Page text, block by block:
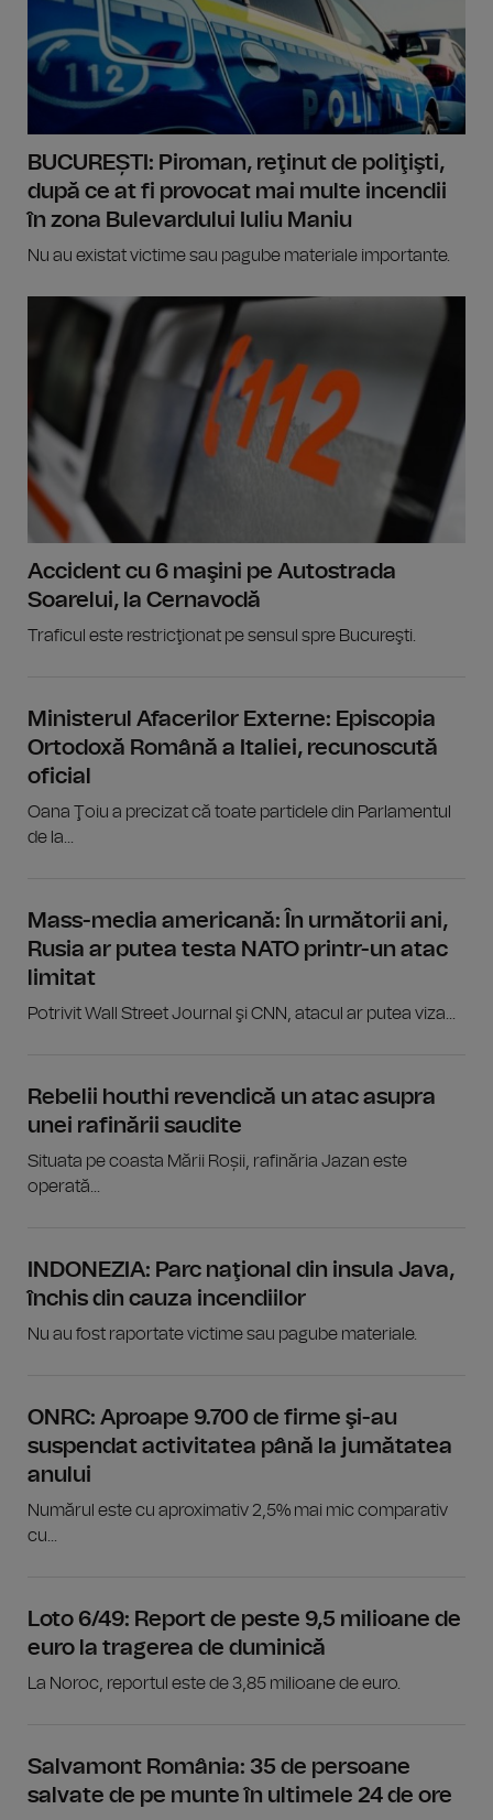
BUCUREȘTI: Piroman, reţinut de poliţişti,
după ce at fi provocat mai multe incendii
în zona Bulevardului Iuliu Maniu
Nu au existat victime sau pagube materiale importante.
Accident cu 6 maşini pe Autostrada
Soarelui, la Cernavodă
Traficul este restricţionat pe sensul spre Bucureşti.
Ministerul Afacerilor Externe: Episcopia
Ortodoxă Română a Italiei, recunoscută
oficial
Oana Ţoiu a precizat că toate partidele din Parlamentul
de la...
Mass-media americană: În următorii ani,
Rusia ar putea testa NATO printr-un atac
limitat
Potrivit Wall Street Journal şi CNN, atacul ar putea viza...
Rebelii houthi revendică un atac asupra
unei rafinării saudite
Situata pe coasta Mării Roșii, rafinăria Jazan este
operată...
INDONEZIA: Parc naţional din insula Java,
închis din cauza incendiilor
Nu au fost raportate victime sau pagube materiale.
ONRC: Aproape 9.700 de firme şi-au
suspendat activitatea până la jumătatea
anului
Numărul este cu aproximativ 2,5% mai mic comparativ
cu...
Loto 6/49: Report de peste 9,5 milioane de
euro la tragerea de duminică
La Noroc, reportul este de 3,85 milioane de euro.
Salvamont România: 35 de persoane
salvate de pe munte în ultimele 24 de ore